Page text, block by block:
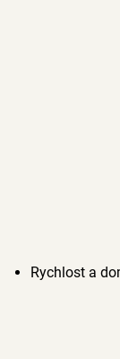
Rychlost a